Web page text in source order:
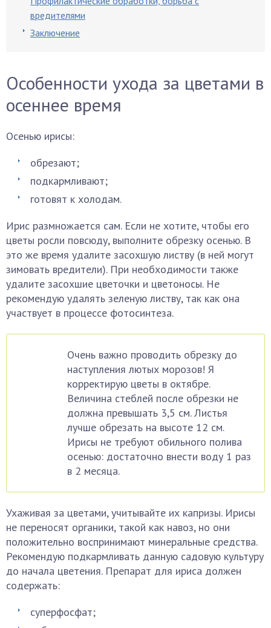
вредителями
Заключение
Особенности ухода за цветами в
осеннее время
Осенью ирисы:
обрезают;
подкармливают;
готовят к холодам.
Ирис размножается сам. Если не хотите, чтобы его
цветы росли повсюду, выполните обрезку осенью. В
это же время удалите засохшую листву (в ней могут
зимовать вредители). При необходимости также
удалите засохшие цветочки и цветоносы. Не
рекомендую удалять зеленую листву, так как она
участвует в процессе фотосинтеза.
Очень важно проводить обрезку до
наступления лютых морозов! Я
корректирую цветы в октябре.
Величина стеблей после обрезки не
должна превышать 3,5 см. Листья
лучше обрезать на высоте 12 см.
Ирисы не требуют обильного полива
осенью: достаточно внести воду 1 раз
в 2 месяца.
Ухаживая за цветами, учитывайте их капризы. Ирисы
не переносят органики, такой как навоз, но они
положительно воспринимают минеральные средства.
Рекомендую подкармливать данную садовую культуру
до начала цветения. Препарат для ириса должен
содержать:
суперфосфат;